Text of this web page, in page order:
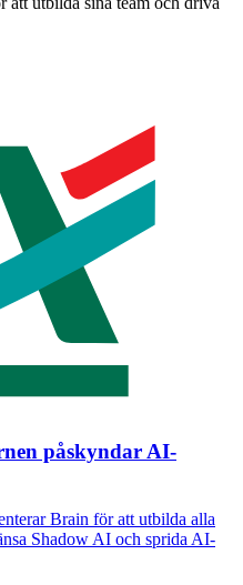
påskyndar AI-
Brain för att utbilda alla
Shadow AI och sprida AI-